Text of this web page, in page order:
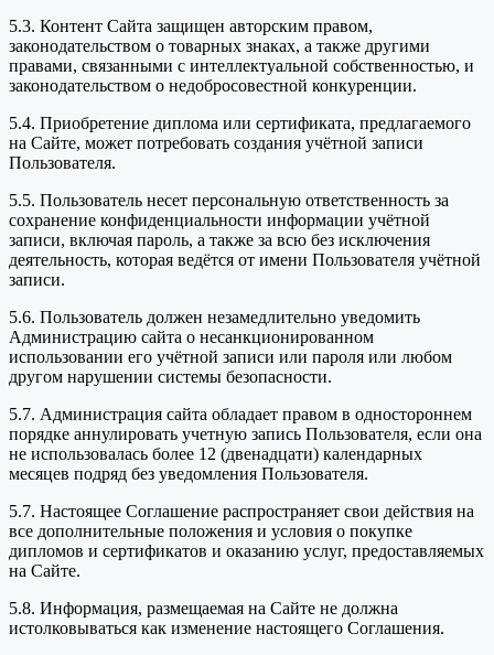
5.3. Контент Сайта защищен авторским правом,
законодательством о товарных знаках, а также другими
правами, связанными с интеллектуальной собственностью, и
законодательством о недобросовестной конкуренции.
5.4. Приобретение диплома или сертификата, предлагаемого
на Сайте, может потребовать создания учётной записи
Пользователя.
5.5. Пользователь несет персональную ответственность за
сохранение конфиденциальности информации учётной
записи, включая пароль, а также за всю без исключения
деятельность, которая ведётся от имени Пользователя учётной
записи.
5.6. Пользователь должен незамедлительно уведомить
Администрацию сайта о несанкционированном
использовании его учётной записи или пароля или любом
другом нарушении системы безопасности.
5.7. Администрация сайта обладает правом в одностороннем
порядке аннулировать учетную запись Пользователя, если она
не использовалась более 12 (двенадцати) календарных
месяцев подряд без уведомления Пользователя.
5.7. Настоящее Соглашение распространяет свои действия на
все дополнительные положения и условия о покупке
дипломов и сертификатов и оказанию услуг, предоставляемых
на Сайте.
5.8. Информация, размещаемая на Сайте не должна
истолковываться как изменение настоящего Соглашения.